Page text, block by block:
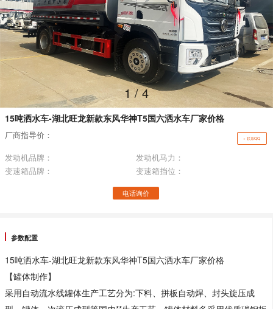
1/4
15吨洒水车-湖北旺龙新款东风华神T5国六洒水车厂家价格
厂商指导价： + 联系QQ
发动机品牌：
发动机马力：
变速箱品牌：
变速箱挡位：
电话询价
参数配置
15吨洒水车-湖北旺龙新款东风华神T5国六洒水车厂家价格
【罐体制作】
采用自动流水线罐体生产工艺分为:下料、拼板自动焊、封头旋压成